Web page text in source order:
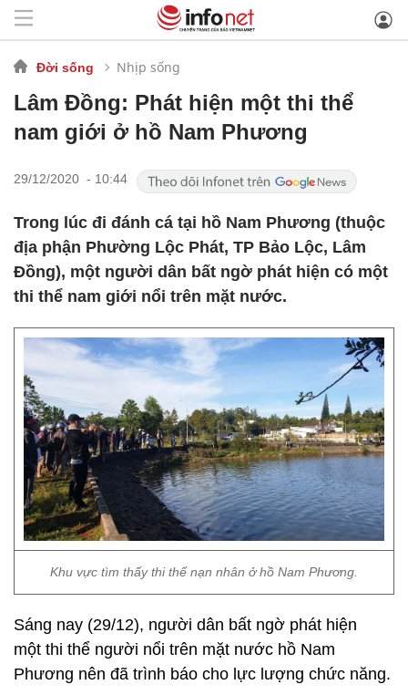
Đời sống Nhịp sống
Lâm Đồng: Phát hiện một thi thể
nam giới ở hồ Nam Phương
29/12/2020 - 10:44
Trong lúc đi đánh cá tại hồ Nam Phương (thuộc
địa phận Phường Lộc Phát, TP Bảo Lộc, Lâm
Đồng), một người dân bất ngờ phát hiện có một
thi thể nam giới nổi trên mặt nước.
Khu vực tìm thấy thi thể nạn nhân ở hồ Nam Phương.
Sáng nay (29/12), người dân bất ngờ phát hiện
một thi thể người nổi trên mặt nước hồ Nam
Phương nên đã trình báo cho lực lượng chức năng.